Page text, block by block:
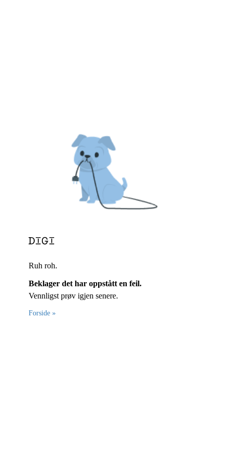
Ruh roh.
Beklager det har oppstått en feil.
Vennligst prøv igjen senere.
Forside »